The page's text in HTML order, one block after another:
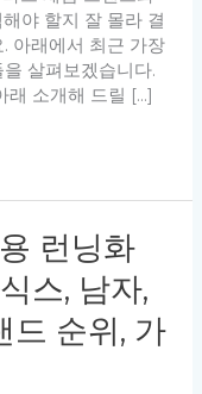
야 할지 잘 몰라 결
아래에서 최근 가장
을 살펴보겠습니다.
래 소개해 드릴 […]
런닝화
스, 남자,
드 순위, 가